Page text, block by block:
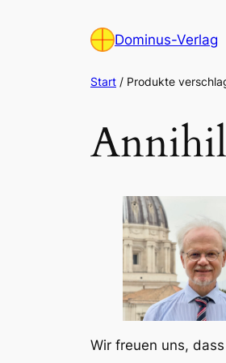
Dominus-Verlag
Start / Produkte
Wir freuen uns,